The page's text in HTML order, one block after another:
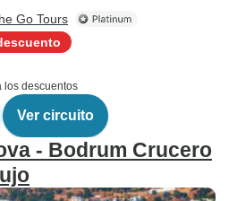
Go Tours
los descuentos
Ver circuito
- Bodrum Crucero